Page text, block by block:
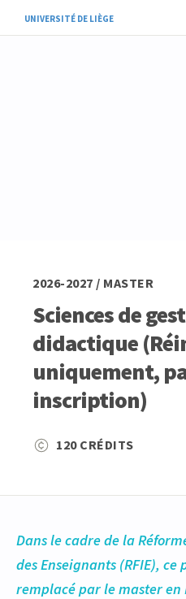
UNIVERSITÉ DE LIÈGE
2026-2027 / MASTER
Sciences de
didactique
uniquement,
inscription)
120 CRÉDITS
Dans le cadre de la
des Enseignants (RFIE),
remplacé par le master en